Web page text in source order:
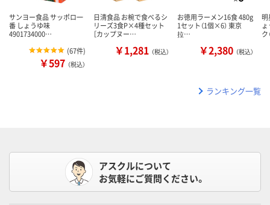
サンヨー食品 サッポロ一
番 しょうゆ味
4901734000…
(67件)
￥597 （税込）
日清食品 お椀で食べるシ
リーズ3食P×4種セット
［カップヌー…
￥1,281 （税込）
お徳用ラーメン16食 480g
1セット（1個×6） 東京
拉…
￥2,380 （税込）
ク
ランキング一覧
アスクルについて
お気軽にご質問ください。